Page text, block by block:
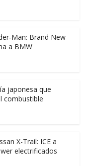
Brand New
a BMW
japonesa que
combustible
X-Trail: ICE a
electrificados